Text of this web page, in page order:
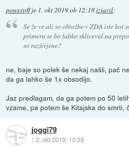
poweroffje 1. okt 2019 ob 12:18izjavil:
Se že ve ali so obtožbe v ZDA iste kot
primeru se bo lahko skliceval na
so razširjene?
ne, baje so polek še nekaj našli, pač
da ga lahko še 1x obsodijo.
Jaz predlagam, da ga potem po 50
vzame, pa potem še Kitajska do smrti,
joggi79
::2. okt 2019, 10:39